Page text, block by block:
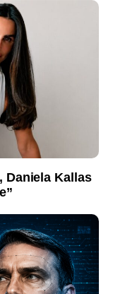
Daniela Kallas